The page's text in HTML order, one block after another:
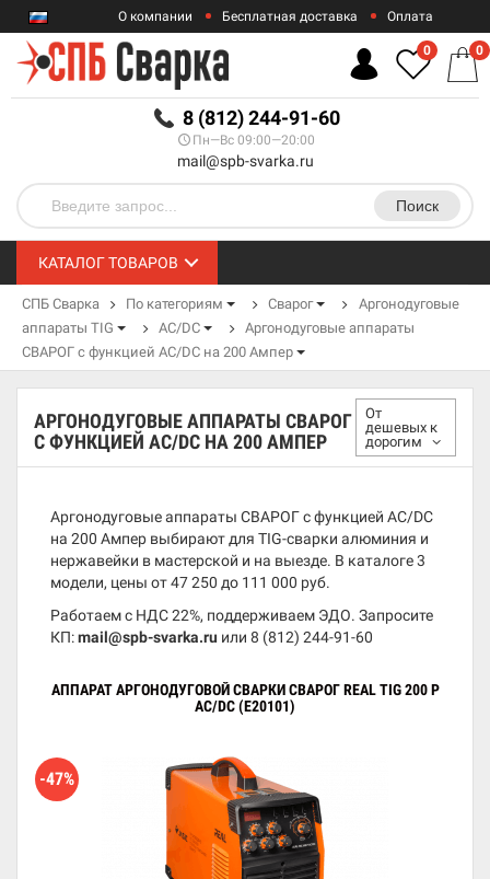
RUB
О компании Бесплатная доставка Оплата
Гарантии
8 (812) 244-91-60
Пн—Вс 09:00—20:00
mail@spb-svarka.ru
Поиск
0 0
КАТАЛОГ ТОВАРОВ
СПБ Сварка По категориям Сварог
Аргонодуговые
аппараты TIG
AC/DC
Аргонодуговые аппараты
СВАРОГ с функцией AC/DC на 200 Ампер
АРГОНОДУГОВЫЕ АППАРАТЫ СВАРОГ
С ФУНКЦИЕЙ AC/DC НА 200 АМПЕР
От
дешевых к
дорогим
Аргонодуговые аппараты СВАРОГ с функцией AC/DC
на 200 Ампер выбирают для TIG-сварки алюминия и
нержавейки в мастерской и на выезде. В каталоге 3
модели, цены от 47 250 до 111 000 руб.
Работаем с НДС 22%, поддерживаем ЭДО. Запросите
КП:mail@spb-svarka.ru или 8 (812) 244-91-60
АППАРАТ АРГОНОДУГОВОЙ СВАРКИ СВАРОГ REAL TIG 200 P
AC/DC (E20101)
-47%